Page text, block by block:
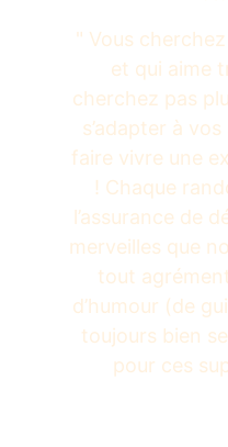
" Vous
et qui aime
cherchez pas
s’adapter à
faire vivre une
! Chaque
l’assurance de
merveilles que
tout
d’humour (de
toujours bien
pour ces